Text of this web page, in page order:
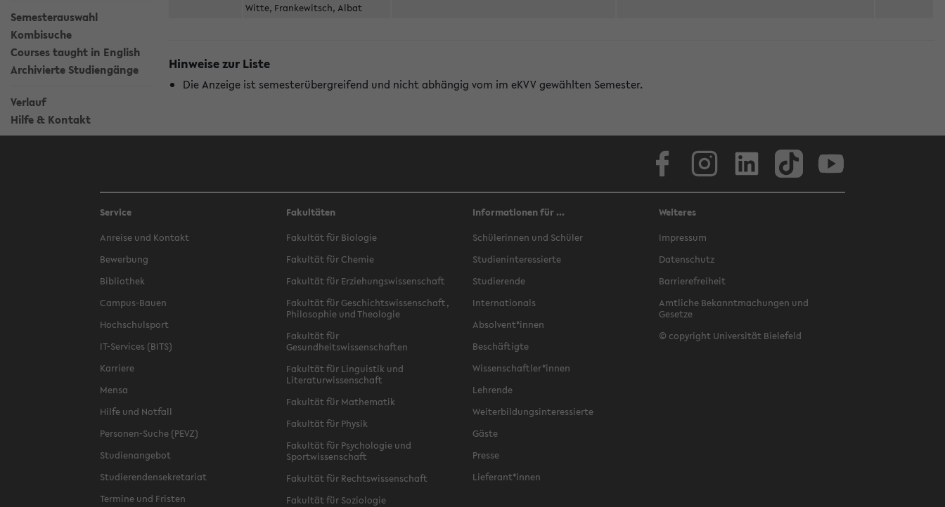
Semesterauswahl
Kombisuche
Courses taught in English
Archivierte Studiengänge
Verlauf
Hilfe & Kontakt
Witte, Frankewitsch, Albat
Hinweise zur Liste
Die Anzeige ist semesterübergreifend und nicht abhängig vom im eKVV gewählten Semester.
Service
Anreise und Kontakt
Bewerbung
Bibliothek
Campus-Bauen
Hochschulsport
IT-Services (BITS)
Karriere
Mensa
Hilfe und Notfall
Personen-Suche (PEVZ)
Studienangebot
Studierendensekretariat
Termine und Fristen
Fakultäten
Fakultät für Biologie
Fakultät für Chemie
Fakultät für Erziehungswissenschaft
Fakultät für Geschichtswissenschaft,
Philosophie und Theologie
Fakultät für
Gesundheitswissenschaften
Fakultät für Linguistik und
Literaturwissenschaft
Fakultät für Mathematik
Fakultät für Physik
Fakultät für Psychologie und
Sportwissenschaft
Fakultät für Rechtswissenschaft
Fakultät für Soziologie
Informationen für ...
Schülerinnen und Schüler
Studieninteressierte
Studierende
Internationals
Absolvent*innen
Beschäftigte
Wissenschaftler*innen
Lehrende
Weiterbildungsinteressierte
Gäste
Presse
Lieferant*innen
Weiteres
Impressum
Datenschutz
Barrierefreiheit
Amtliche Bekanntmachungen und
Gesetze
© copyright Universität Bielefeld